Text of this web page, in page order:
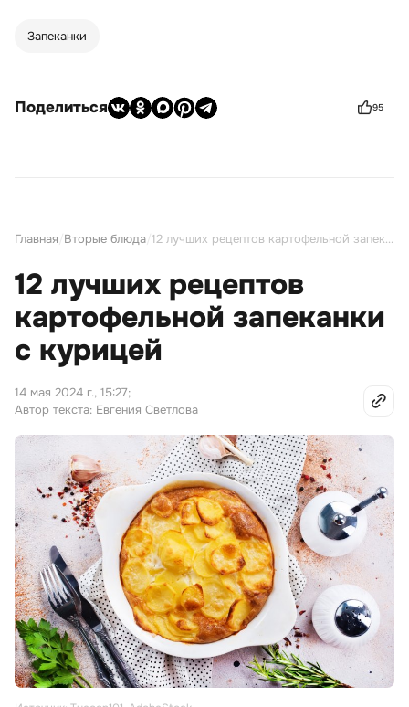
Запеканки
Поделиться 95
Главная Вторые блюда 12 лучших рецептов картофельной запеканки с курицей
12 лучших рецептов
картофельной запеканки
с курицей
14 мая 2024 г., 15:27;
Автор текста: Евгения Светлова